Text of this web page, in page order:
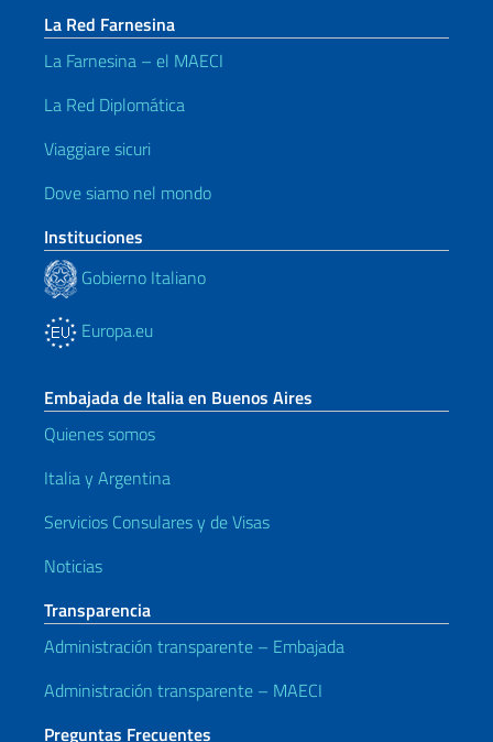
La Red Farnesina
La Farnesina – el MAECI
La Red Diplomática
Viaggiare sicuri
Dove siamo nel mondo
Instituciones
Gobierno Italiano
Europa.eu
Embajada de Italia en Buenos Aires
Quienes somos
Italia y Argentina
Servicios Consulares y de Visas
Noticias
Transparencia
Administración transparente – Embajada
Administración transparente – MAECI
Preguntas Frecuentes